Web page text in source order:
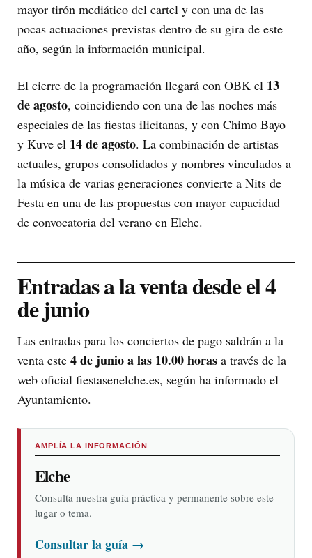
mayor tirón mediático del cartel y con una de las
pocas actuaciones previstas dentro de su gira de este
año, según la información municipal.
El cierre de la programación llegará con OBK el 13
de agosto, coincidiendo con una de las noches más
especiales de las fiestas ilicitanas, y con Chimo Bayo
y Kuve el 14 de agosto. La combinación de artistas
actuales, grupos consolidados y nombres vinculados a
la música de varias generaciones convierte a Nits de
Festa en una de las propuestas con mayor capacidad
de convocatoria del verano en Elche.
Entradas a la venta desde el 4
de junio
Las entradas para los conciertos de pago saldrán a la
venta este 4 de junio a las 10.00 horas a través de la
web oficial fiestasenelche.es, según ha informado el
Ayuntamiento.
AMPLÍA LA INFORMACIÓN
Elche
Consulta nuestra guía práctica y permanente sobre este
lugar o tema.
Consultar la guía →